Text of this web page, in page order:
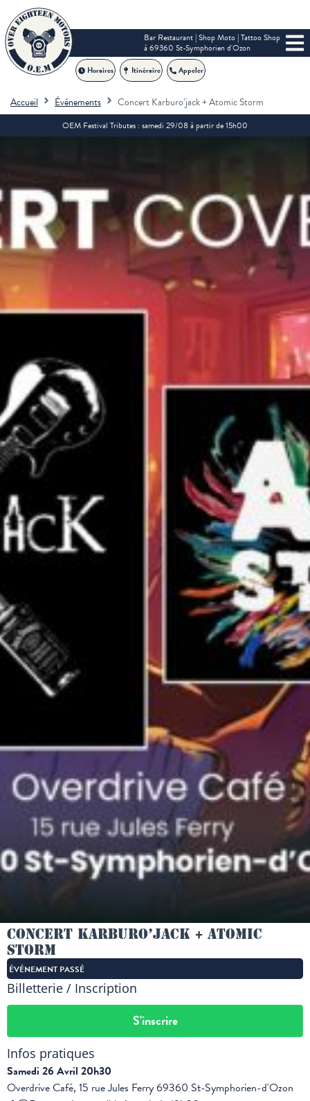
Bar Restaurant | Shop Moto | Tattoo Shop
à 69360 St-Symphorien d'Ozon
Horaires Itinéraire Appeler
Accueil Événements Concert Karburo’jack + Atomic Storm
OEM Festival Tributes : samedi 29/08 à partir de 15h00
Concert Karburo’jack + Atomic
Storm
ÉVÉNEMENT PASSÉ
Billetterie / Inscription
S'inscrire
Infos pratiques
Samedi 26 Avril 20h30
Overdrive Café, 15 rue Jules Ferry 69360 St-Symphorien-d'Ozon